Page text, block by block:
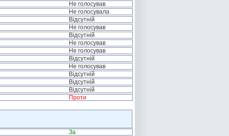
Не голосував
Не голосувала
Відсутній
Не голосував
Відсутній
Не голосував
Не голосував
Відсутній
Не голосував
Відсутній
Відсутній
Відсутній
Проти
За